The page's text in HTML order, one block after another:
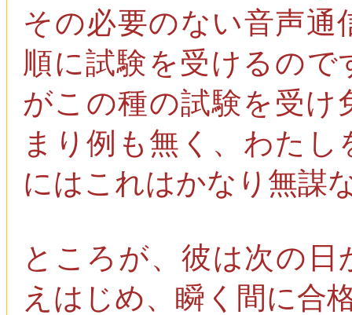
その必要のない音声
順に試験を受けるの
がこの種の試験を受
まり例も無く、わた
にはこれはかなり無謀
ところが、彼は次の
えはじめ、瞬く間に合